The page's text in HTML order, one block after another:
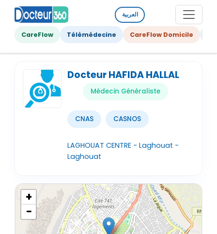
العربية
CareFlow Télémédecine CareFlow Domicile
Docteur HAFIDA HALLAL
Médecin Généraliste
CNAS CASNOS
LAGHOUAT CENTRE - Laghouat -
Laghouat
+
−